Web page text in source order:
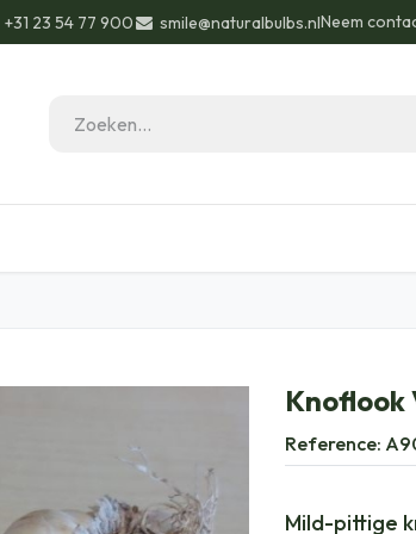
+31 23 54 77 900 smile@naturalbulbs.nlNeem
Knoflook
Reference:
Mild-pittige